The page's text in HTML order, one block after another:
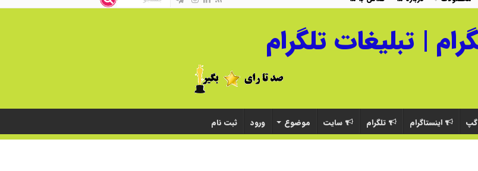
گپ اینستاگرام تلگرام سایت موضوع ورود ثبت نام